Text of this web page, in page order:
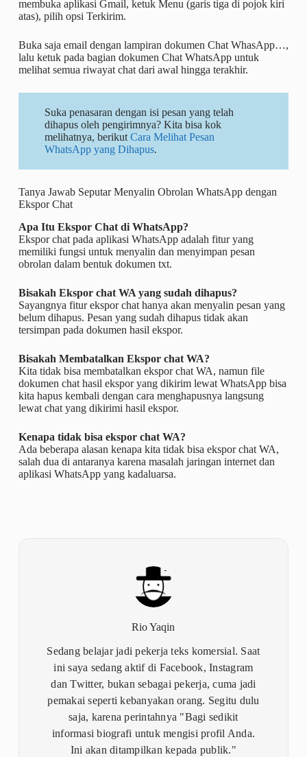
membuka aplikasi Gmail, ketuk Menu (garis tiga di pojok kiri
atas), pilih opsi Terkirim.
Buka saja email dengan lampiran dokumen Chat WhasApp…,
lalu ketuk pada bagian dokumen Chat WhatsApp untuk
melihat semua riwayat chat dari awal hingga terakhir.
Suka penasaran dengan isi pesan yang telah
dihapus oleh pengirimnya? Kita bisa kok
melihatnya, berikut Cara Melihat Pesan
WhatsApp yang Dihapus.
Tanya Jawab Seputar Menyalin Obrolan WhatsApp dengan
Ekspor Chat
Apa Itu Ekspor Chat di WhatsApp?
Ekspor chat pada aplikasi WhatsApp adalah fitur yang
memiliki fungsi untuk menyalin dan menyimpan pesan
obrolan dalam bentuk dokumen txt.
Bisakah Ekspor chat WA yang sudah dihapus?
Sayangnya fitur ekspor chat hanya akan menyalin pesan yang
belum dihapus. Pesan yang sudah dihapus tidak akan
tersimpan pada dokumen hasil ekspor.
Bisakah Membatalkan Ekspor chat WA?
Kita tidak bisa membatalkan ekspor chat WA, namun file
dokumen chat hasil ekspor yang dikirim lewat WhatsApp bisa
kita hapus kembali dengan cara menghapusnya langsung
lewat chat yang dikirimi hasil ekspor.
Kenapa tidak bisa ekspor chat WA?
Ada beberapa alasan kenapa kita tidak bisa ekspor chat WA,
salah dua di antaranya karena masalah jaringan internet dan
aplikasi WhatsApp yang kadaluarsa.
Rio Yaqin
Sedang belajar jadi pekerja teks komersial. Saat
ini saya sedang aktif di Facebook, Instagram
dan Twitter, bukan sebagai pekerja, cuma jadi
pemakai seperti kebanyakan orang. Segitu dulu
saja, karena perintahnya "Bagi sedikit
informasi biografi untuk mengisi profil Anda.
Ini akan ditampilkan kepada publik."